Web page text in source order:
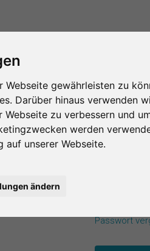
gewährleisten zu
Darüber hinaus verwenden
zu verbessern und
werden
auf unserer Webseite.
ändern
Passwort